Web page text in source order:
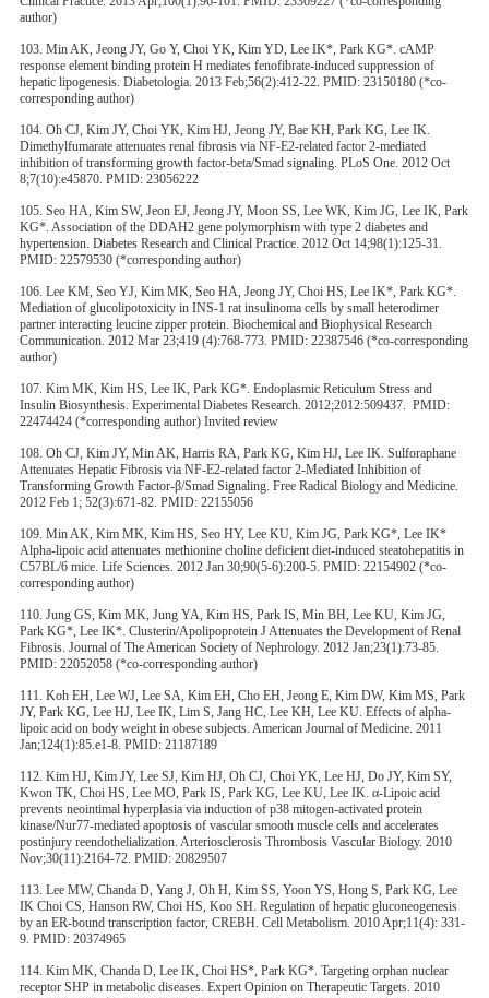
author)
103. Min AK, Jeong JY, Go Y, Choi YK, Kim YD, Lee IK*, Park KG*. cAMP
response element binding protein H mediates fenofibrate-induced suppression of
hepatic lipogenesis. Diabetologia. 2013 Feb;56(2):412-22. PMID: 23150180 (*co-
corresponding author)
104. Oh CJ, Kim JY, Choi YK, Kim HJ, Jeong JY, Bae KH, Park KG, Lee IK.
Dimethylfumarate attenuates renal fibrosis via NF-E2-related factor 2-mediated
inhibition of transforming growth factor-beta/Smad signaling. PLoS One. 2012 Oct
8;7(10):e45870. PMID: 23056222
105. Seo HA, Kim SW, Jeon EJ, Jeong JY, Moon SS, Lee WK, Kim JG, Lee IK, Park
KG*. Association of the DDAH2 gene polymorphism with type 2 diabetes and
hypertension. Diabetes Research and Clinical Practice. 2012 Oct 14;98(1):125-31.
PMID: 22579530 (*corresponding author)
106. Lee KM, Seo YJ, Kim MK, Seo HA, Jeong JY, Choi HS, Lee IK*, Park KG*.
Mediation of glucolipotoxicity in INS-1 rat insulinoma cells by small heterodimer
partner interacting leucine zipper protein. Biochemical and Biophysical Research
Communication. 2012 Mar 23;419 (4):768-773. PMID: 22387546 (*co-corresponding
author)
107. Kim MK, Kim HS, Lee IK, Park KG*. Endoplasmic Reticulum Stress and
Insulin Biosynthesis. Experimental Diabetes Research. 2012;2012:509437. PMID:
22474424 (*corresponding author) Invited review
108. Oh CJ, Kim JY, Min AK, Harris RA, Park KG, Kim HJ, Lee IK. Sulforaphane
Attenuates Hepatic Fibrosis via NF-E2-related factor 2-Mediated Inhibition of
Transforming Growth Factor-β/Smad Signaling. Free Radical Biology and Medicine.
2012 Feb 1; 52(3):671-82. PMID: 22155056
109. Min AK, Kim MK, Kim HS, Seo HY, Lee KU, Kim JG, Park KG*, Lee IK*
Alpha-lipoic acid attenuates methionine choline deficient diet-induced steatohepatitis in
C57BL/6 mice. Life Sciences. 2012 Jan 30;90(5-6):200-5. PMID: 22154902 (*co-
corresponding author)
110. Jung GS, Kim MK, Jung YA, Kim HS, Park IS, Min BH, Lee KU, Kim JG,
Park KG*, Lee IK*. Clusterin/Apolipoprotein J Attenuates the Development of Renal
Fibrosis. Journal of The American Society of Nephrology. 2012 Jan;23(1):73-85.
PMID: 22052058 (*co-corresponding author)
111. Koh EH, Lee WJ, Lee SA, Kim EH, Cho EH, Jeong E, Kim DW, Kim MS, Park
JY, Park KG, Lee HJ, Lee IK, Lim S, Jang HC, Lee KH, Lee KU. Effects of alpha-
lipoic acid on body weight in obese subjects. American Journal of Medicine. 2011
Jan;124(1):85.e1-8. PMID: 21187189
112. Kim HJ, Kim JY, Lee SJ, Kim HJ, Oh CJ, Choi YK, Lee HJ, Do JY, Kim SY,
Kwon TK, Choi HS, Lee MO, Park IS, Park KG, Lee KU, Lee IK. α-Lipoic acid
prevents neointimal hyperplasia via induction of p38 mitogen-activated protein
kinase/Nur77-mediated apoptosis of vascular smooth muscle cells and accelerates
postinjury reendothelialization. Arteriosclerosis Thrombosis Vascular Biology. 2010
Nov;30(11):2164-72. PMID: 20829507
113. Lee MW, Chanda D, Yang J, Oh H, Kim SS, Yoon YS, Hong S, Park KG, Lee
IK Choi CS, Hanson RW, Choi HS, Koo SH. Regulation of hepatic gluconeogenesis
by an ER-bound transcription factor, CREBH. Cell Metabolism. 2010 Apr;11(4): 331-
9. PMID: 20374965
114. Kim MK, Chanda D, Lee IK, Choi HS*, Park KG*. Targeting orphan nuclear
receptor SHP in metabolic diseases. Expert Opinion on Therapeutic Targets. 2010